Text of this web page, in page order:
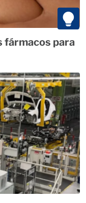
fármacos para